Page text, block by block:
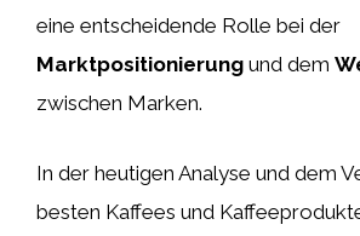
eine entscheidende Rolle bei der
Marktpositionierung und dem
zwischen Marken.
In der heutigen Analyse und dem
besten Kaffees und